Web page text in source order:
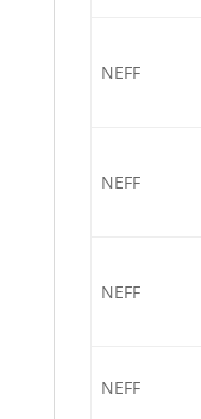
NEFF
NEFF
NEFF
NEFF